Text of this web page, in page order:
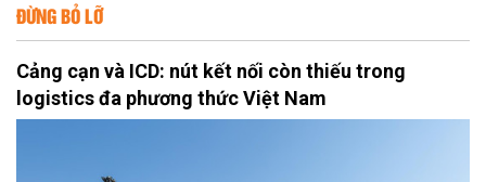
ĐỪNG BỎ LỠ
Cảng cạn và ICD: nút kết nối còn thiếu trong
logistics đa phương thức Việt Nam